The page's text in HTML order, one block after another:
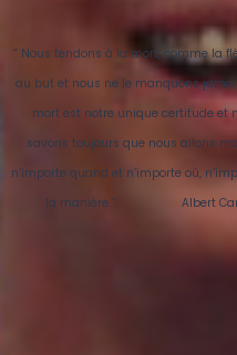
” Nous tendons à la mort, comme la
au but et nous ne le manquons
mort est notre unique certitude et
savons toujours que nous allons
n’importe quand et n’importe où,
la manière.” Albert